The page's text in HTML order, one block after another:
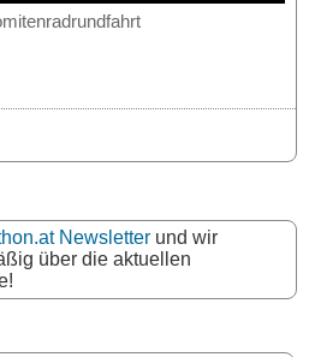
Newsletter und wir
über die aktuellen